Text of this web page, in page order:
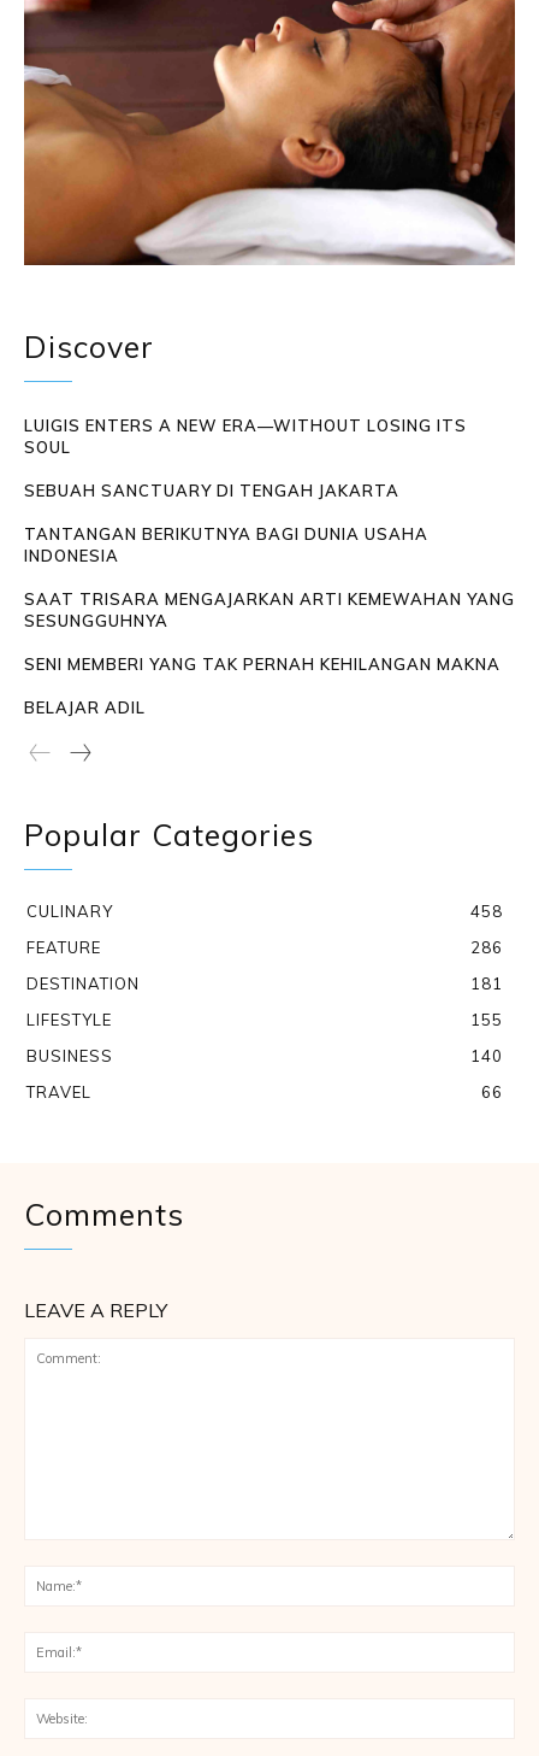
Discover
LUIGIS ENTERS A NEW ERA—WITHOUT LOSING ITS
SOUL
SEBUAH SANCTUARY DI TENGAH JAKARTA
TANTANGAN BERIKUTNYA BAGI DUNIA USAHA
INDONESIA
SAAT TRISARA MENGAJARKAN ARTI KEMEWAHAN YANG
SESUNGGUHNYA
SENI MEMBERI YANG TAK PERNAH KEHILANGAN MAKNA
BELAJAR ADIL
Popular Categories
CULINARY
458
FEATURE
286
DESTINATION
181
LIFESTYLE
155
BUSINESS
140
TRAVEL
66
Comments
LEAVE A REPLY